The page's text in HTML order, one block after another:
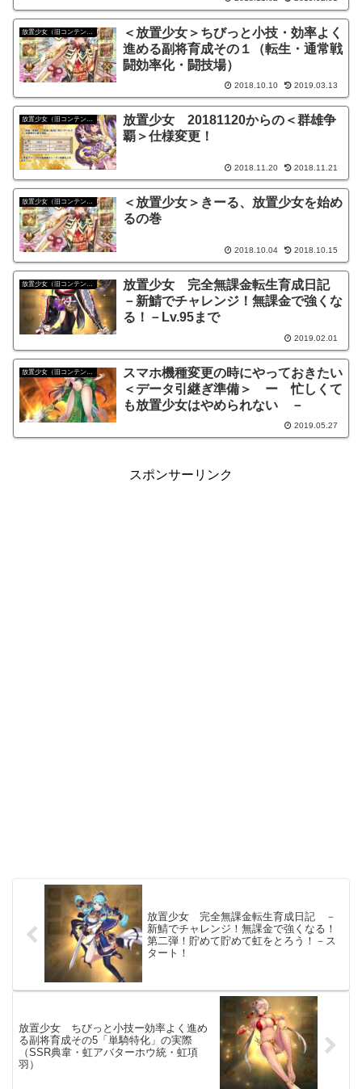
放置少女（旧コンテンツ）
＜放置少女＞ちびっと小技・効率よく
進める副将育成その１（転生・通常戦
闘効率化・闘技場）
2018.10.10 2019.03.13
放置少女（旧コンテンツ）
放置少女 20181120からの＜群雄争
覇＞仕様変更！
2018.11.20 2018.11.21
放置少女（旧コンテンツ）
＜放置少女＞きーる、放置少女を始め
るの巻
2018.10.04 2018.10.15
放置少女（旧コンテンツ）
放置少女 完全無課金転生育成日記
－新鯖でチャレンジ！無課金で強くな
る！－Lv.95まで
2019.02.01
スマホ機種変更の時にやっておきたい
＜データ引継ぎ準備＞ ー 忙しくて
も放置少女はやめられない －
2019.05.27
スポンサーリンク
放置少女 完全無課金転生育成日記 －
新鯖でチャレンジ！無課金で強くなる！
第二弾！貯めて貯めて虹をとろう！－ス
タート！
放置少女 ちびっと小技ー効率よく進め
る副将育成その5「単騎特化」の実際
（SSR典韋・虹アバターホウ統・虹項
羽）